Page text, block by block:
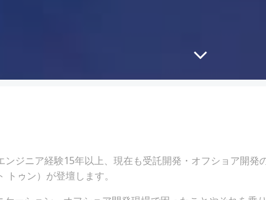
ジニア経験15年以上、現在も受託開発・オフショア開
ゥン）が登壇します。